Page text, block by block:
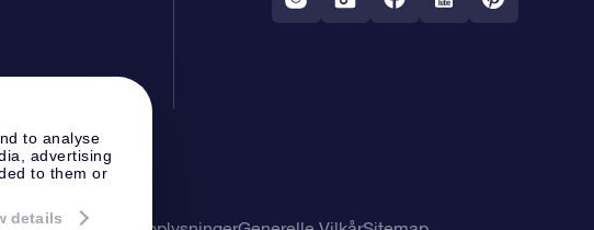
to analyse
advertising
to them or
details